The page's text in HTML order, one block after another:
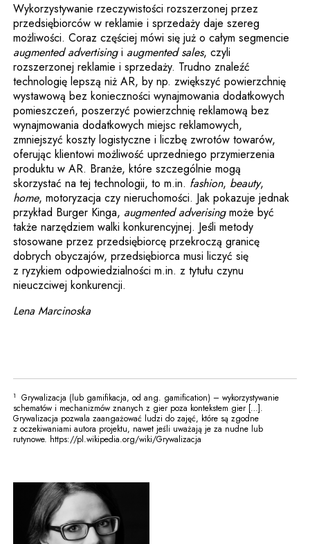
Wykorzystywanie rzeczywistości rozszerzonej przez
przedsiębiorców w reklamie i sprzedaży daje szereg
możliwości. Coraz częściej mówi się już o całym segmencie
augmented advertisingi augmented sales, czyli
rozszerzonej reklamie i sprzedaży. Trudno znaleźć
technologię lepszą niż AR, by np. zwiększyć powierzchnię
wystawową bez konieczności wynajmowania dodatkowych
pomieszczeń, poszerzyć powierzchnię reklamową bez
wynajmowania dodatkowych miejsc reklamowych,
zmniejszyć koszty logistyczne i liczbę zwrotów towarów,
oferując klientowi możliwość uprzedniego przymierzenia
produktu w AR. Branże, które szczególnie mogą
skorzystać na tej technologii, to m.in. fashion, beauty,
home, motoryzacja czy nieruchomości. Jak pokazuje jednak
przykład Burger Kinga, augmented adverisingmoże być
także narzędziem walki konkurencyjnej. Jeśli metody
stosowane przez przedsiębiorcę przekroczą granicę
dobrych obyczajów, przedsiębiorca musi liczyć się
z ryzykiem odpowiedzialności m.in. z tytułu czynu
nieuczciwej konkurencji.
Lena Marcinoska
1
Grywalizacja (lub gamifikacja, od ang. gamification) – wykorzystywanie
schematów i mechanizmów znanych z gier poza kontekstem gier […].
Grywalizacja pozwala zaangażować ludzi do zajęć, które są zgodne
z oczekiwaniami autora projektu, nawet jeśli uważają je za nudne lub
rutynowe. https://pl.wikipedia.org/wiki/Grywalizacja